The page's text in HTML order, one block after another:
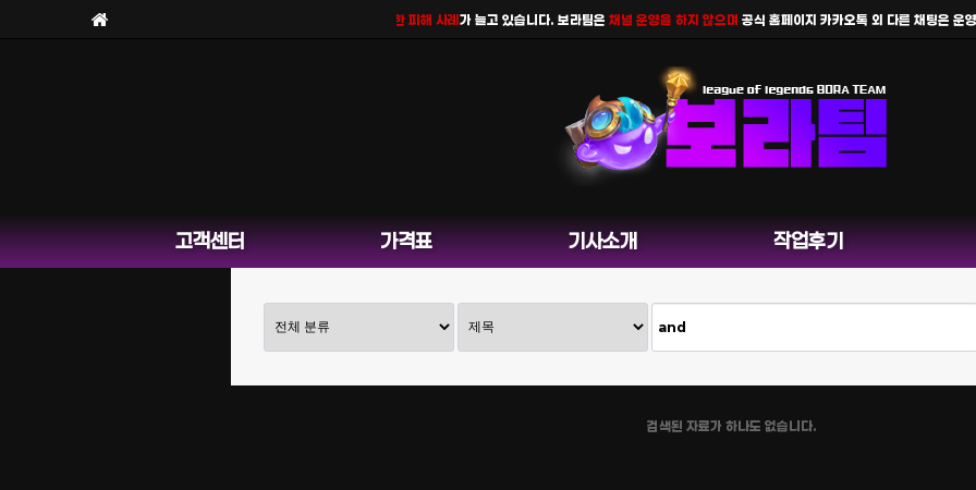
사칭한 피해 사례가 늘고 있습니다. 보라팀은채널 운영을 하지 않으며공식 홈페이지 카카오톡 외 다른 채팅은 운영하
고객센터 가격표 기사소개 작업후기
검색된 자료가 하나도 없습니다.